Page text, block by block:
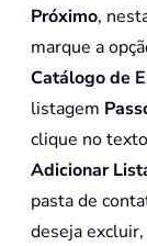
Próximo,
marque a
Catálogo de
listagem
clique no
Adicionar
pasta de
deseja